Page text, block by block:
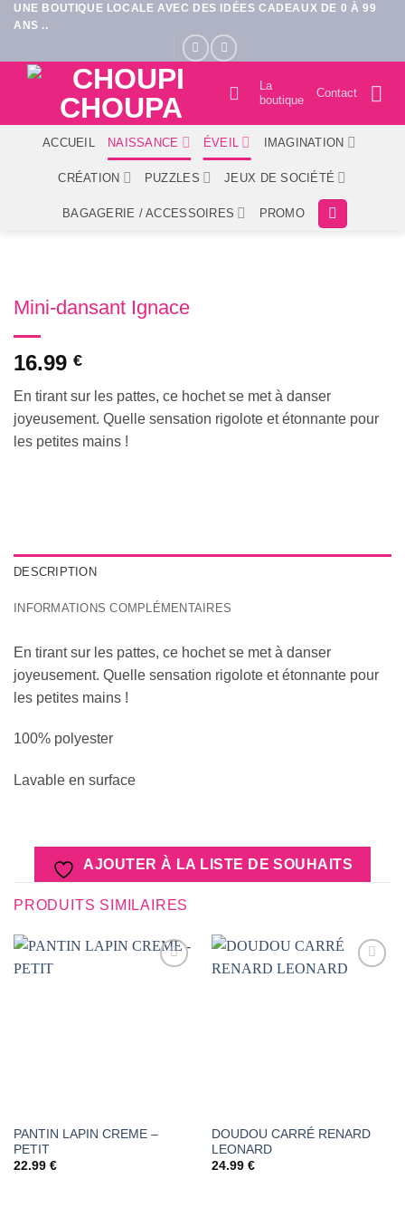
Passer
au
UNE BOUTIQUE LOCALE AVEC DES IDÉES CADEAUX DE 0 À 99
ANS ..
La
boutique
Contact
ACCUEIL NAISSANCE ÉVEIL IMAGINATION
CRÉATION PUZZLES JEUX DE SOCIÉTÉ
BAGAGERIE / ACCESSOIRES PROMO
Mini-dansant Ignace
16.99 €
En tirant sur les pattes, ce hochet se met à danser
joyeusement. Quelle sensation rigolote et étonnante pour
les petites mains !
DESCRIPTION
INFORMATIONS COMPLÉMENTAIRES
En tirant sur les pattes, ce hochet se met à danser
joyeusement. Quelle sensation rigolote et étonnante pour
les petites mains !
100% polyester
Lavable en surface
AJOUTER À LA LISTE DE SOUHAITS
PRODUITS SIMILAIRES
PANTIN LAPIN CREME –
PETIT
22.99 €
DOUDOU CARRÉ RENARD
LEONARD
24.99 €